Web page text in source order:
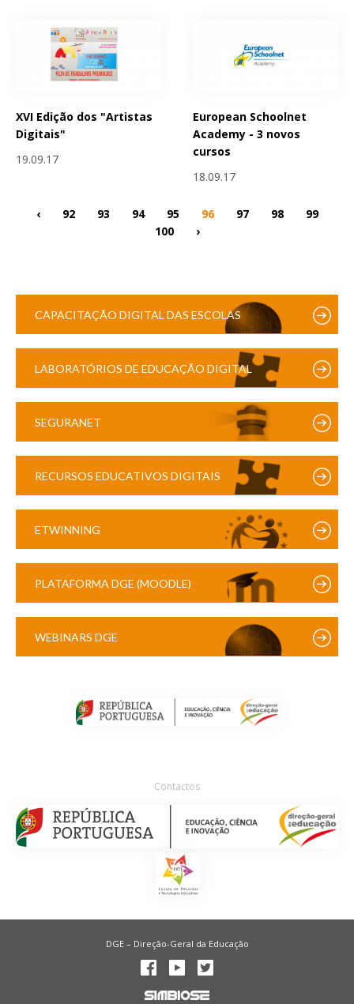
XVI Edição dos "Artistas
Digitais"
19.09.17
European Schoolnet
Academy - 3 novos
cursos
18.09.17
‹ 92 93 94 95 96 97 98
99
100
›
CAPACITAÇÃO DIGITAL DAS ESCOLAS
LABORATÓRIOS DE EDUCAÇÃO DIGITAL
SEGURANET
RECURSOS EDUCATIVOS DIGITAIS
ETWINNING
PLATAFORMA DGE (MOODLE)
WEBINARS DGE
Contactos
DGE – Direção-Geral da Educação